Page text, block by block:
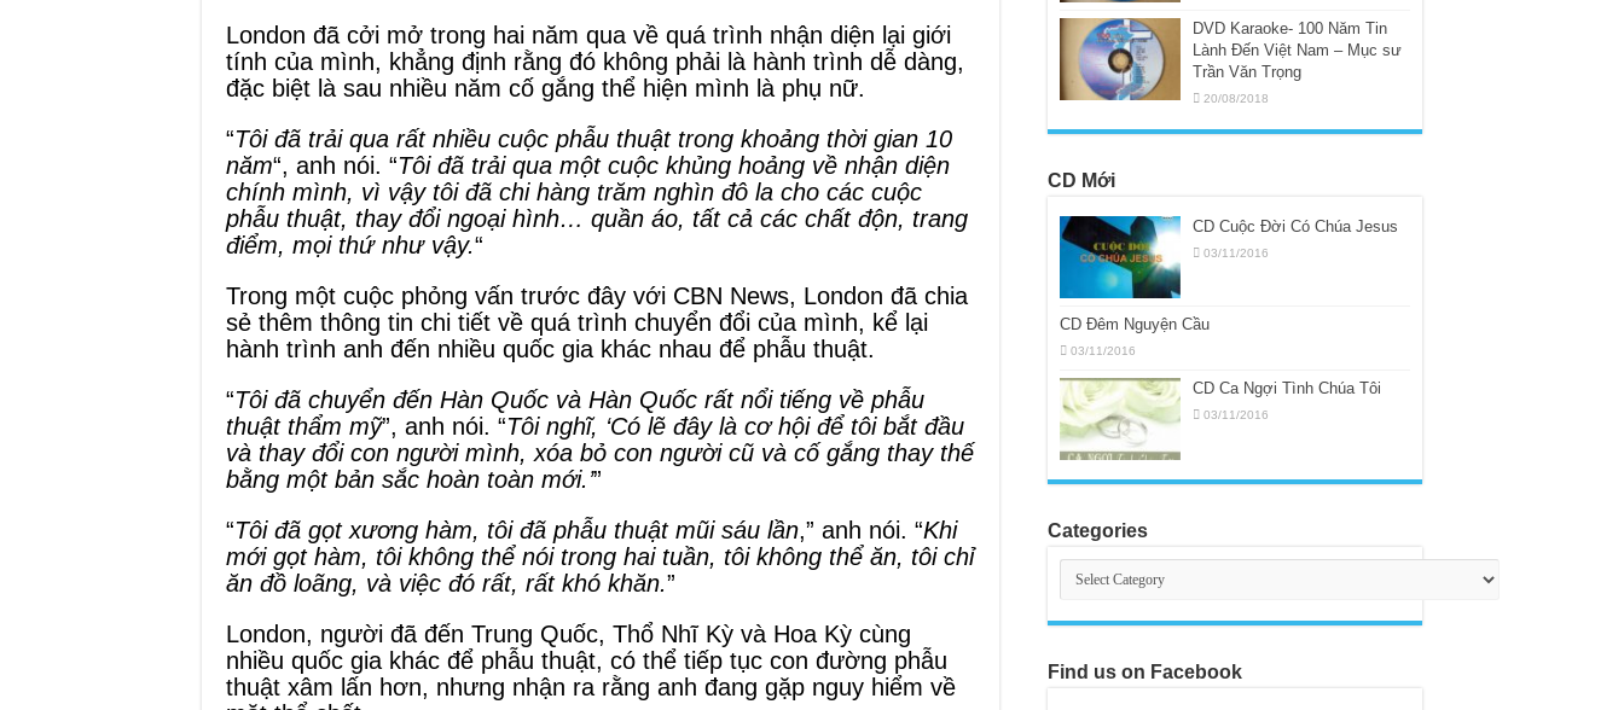
London đã cởi mở trong hai năm qua về quá trình nhận diện lại giới
tính của mình, khẳng định rằng đó không phải là hành trình dễ dàng,
đặc biệt là sau nhiều năm cố gắng thể hiện mình là phụ nữ.
“Tôi đã trải qua rất nhiều cuộc phẫu thuật trong khoảng thời gian 10
năm“, anh nói. “Tôi đã trải qua một cuộc khủng hoảng về nhận diện
chính mình, vì vậy tôi đã chi hàng trăm nghìn đô la cho các cuộc
phẫu thuật, thay đổi ngoại hình… quần áo, tất cả các chất độn, trang
điểm, mọi thứ như vậy.“
Trong một cuộc phỏng vấn trước đây với CBN News, London đã chia
sẻ thêm thông tin chi tiết về quá trình chuyển đổi của mình, kể lại
hành trình anh đến nhiều quốc gia khác nhau để phẫu thuật.
“Tôi đã chuyển đến Hàn Quốc và Hàn Quốc rất nổi tiếng về phẫu
thuật thẩm mỹ”, anh nói. “Tôi nghĩ, ‘Có lẽ đây là cơ hội để tôi bắt đầu
và thay đổi con người mình, xóa bỏ con người cũ và cố gắng thay thế
bằng một bản sắc hoàn toàn mới.’”
“Tôi đã gọt xương hàm, tôi đã phẫu thuật mũi sáu lần,” anh nói. “Khi
mới gọt hàm, tôi không thể nói trong hai tuần, tôi không thể ăn, tôi chỉ
ăn đồ loãng, và việc đó rất, rất khó khăn.”
London, người đã đến Trung Quốc, Thổ Nhĩ Kỳ và Hoa Kỳ cùng
nhiều quốc gia khác để phẫu thuật, có thể tiếp tục con đường phẫu
thuật xâm lấn hơn, nhưng nhận ra rằng anh đang gặp nguy hiểm về
DVD Karaoke- 100 Năm Tin
Lành Đến Việt Nam – Mục sư
Trần Văn Trọng
20/08/2018
CD Mới
CD Cuộc Đời Có Chúa Jesus
03/11/2016
CD Đêm Nguyện Cầu
03/11/2016
CD Ca Ngợi Tình Chúa Tôi
03/11/2016
Categories
Categories
Find us on Facebook